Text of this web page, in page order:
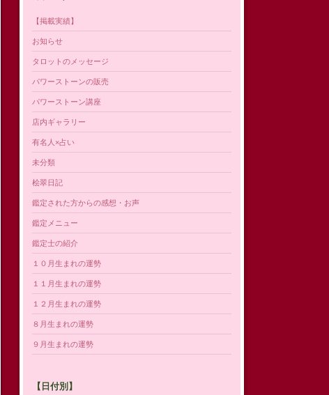
【掲載実績】
お知らせ
タロットのメッセージ
パワーストーンの販売
パワーストーン講座
店内ギャラリー
有名人×占い
未分類
桧翠日記
鑑定された方からの感想・お声
鑑定メニュー
鑑定士の紹介
１０月生まれの運勢
１１月生まれの運勢
１２月生まれの運勢
８月生まれの運勢
９月生まれの運勢
【日付別】